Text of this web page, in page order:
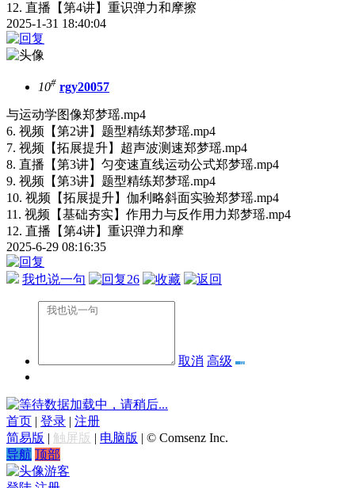
12. 直播【第4讲】重识弹力和摩擦
2025-1-31 18:40:04
10# rgy20057
与运动学图像郑梦瑶.mp4
6. 视频【第2讲】题型精练郑梦瑶.mp4
7. 视频【拓展提升】超声波测速郑梦瑶.mp4
8. 直播【第3讲】匀变速直线运动公式郑梦瑶.mp4
9. 视频【第3讲】题型精练郑梦瑶.mp4
10. 视频【拓展提升】伽利略斜面实验郑梦瑶.mp4
11. 视频【基础夯实】作用力与反作用力郑梦瑶.mp4
12. 直播【第4讲】重识弹力和摩
2025-6-29 08:16:35
我也说一句 26
取消 高级
数据加载中，请稍后...
首页
登录
注册
简易版
触屏版 电脑版
© Comsenz Inc.
导航 顶部
游客